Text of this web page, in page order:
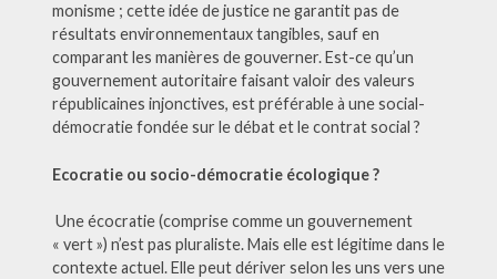
monisme ; cette idée de justice ne garantit pas de
résultats environnementaux tangibles, sauf en
comparant les manières de gouverner. Est-ce qu’un
gouvernement autoritaire faisant valoir des valeurs
républicaines injonctives, est préférable à une social-
démocratie fondée sur le débat et le contrat social ?
Ecocratie ou socio-démocratie écologique ?
Une écocratie (comprise comme un gouvernement
« vert ») n’est pas pluraliste. Mais elle est légitime dans le
contexte actuel. Elle peut dériver selon les uns vers une